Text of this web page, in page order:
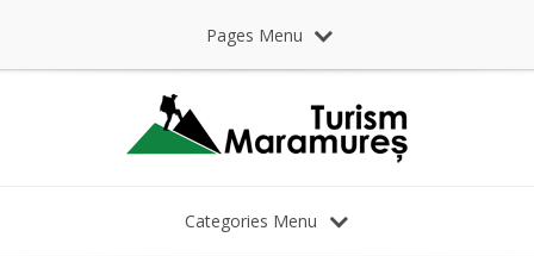
Pages Menu
Categories Menu